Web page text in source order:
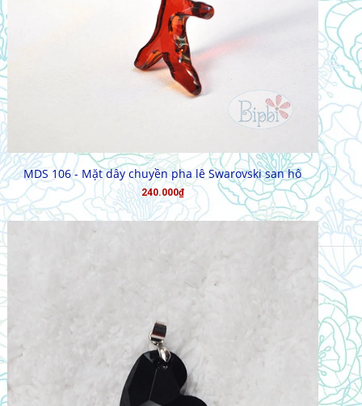
MUA HÀNG
MDS 106 - Mặt dây chuyền pha lê Swarovski san hô
240.000₫